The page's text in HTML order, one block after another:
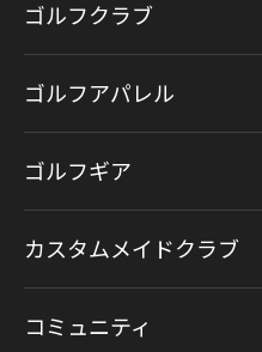
ゴルフクラブ
ゴルフアパレル
ゴルフギア
カスタムメイドクラブ
コミュニティ